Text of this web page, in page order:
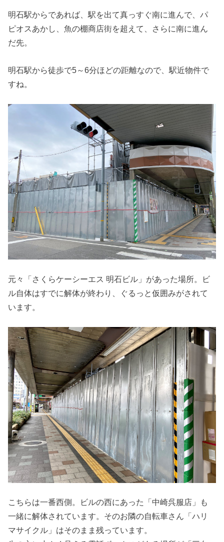
明石駅からであれば、駅を出て真っすぐ南に進んで、パ
ピオスあかし、魚の棚商店街を超えて、さらに南に進ん
だ先。
明石駅から徒歩で5～6分ほどの距離なので、駅近物件で
すね。
元々「さくらケーシーエス 明石ビル」があった場所。ビ
ル自体はすでに解体が終わり、ぐるっと仮囲みがされて
います。
こちらは一番西側。ビルの西にあった「中崎呉服店」も
一緒に解体されています。そのお隣の自転車さん「ハリ
マサイクル」はそのまま残っています。